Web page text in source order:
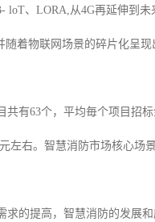
、LORA,从4G再延伸到
着物联网场景的碎片化呈
有63个，平均毎个项目招
右。智慧消防市场核心场
的提高，智慧消防的发展